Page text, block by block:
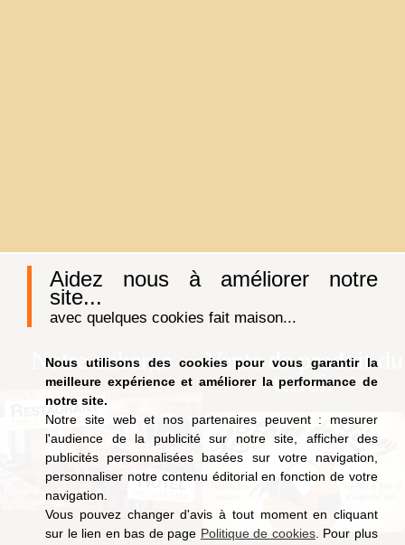
Aidez nous à améliorer notre
site...
avec quelques cookies fait maison...
Nous utilisons des cookies pour vous garantir la
meilleure expérience et améliorer la performance de
notre site.
Notre site web et nos partenaires peuvent : mesurer
l'audience de la publicité sur notre site, afficher des
publicités personnalisées basées sur votre navigation,
personnaliser notre contenu éditorial en fonction de votre
navigation.
Vous pouvez changer d'avis à tout moment en cliquant
sur le lien en bas de page Politique de cookies. Pour plus
Notre auberge
Vente de produit du
terroir